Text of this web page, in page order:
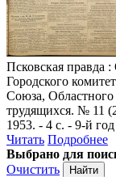
Псковская правда :
Городского
Союза, Областного
трудящихся. № 11
1953. - 4 с. - 9-й
Читать Подробнее
Выбрано для
Очистить